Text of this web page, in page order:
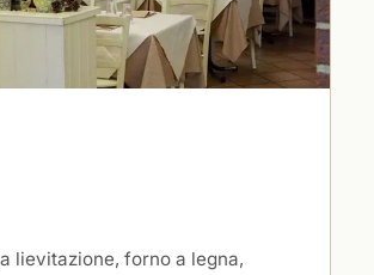
lievitazione, forno a legna,